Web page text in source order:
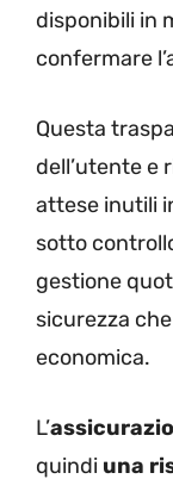
disponibili in
confermare
Questa
dell’utente e
attese inutili
sotto
gestione
sicurezza
economica.
L’
quindi una